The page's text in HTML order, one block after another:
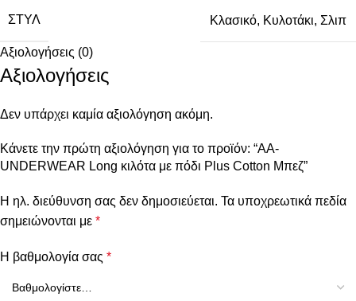
ΣΤΥΛ Κλασικό, Κυλοτάκι, Σλιπ
Αξιολογήσεις (0)
Αξιολογήσεις
Δεν υπάρχει καμία αξιολόγηση ακόμη.
Κάνετε την πρώτη αξιολόγηση για το προϊόν: “AA-
UNDERWEAR Long κιλότα με πόδι Plus Cotton Μπεζ”
Η ηλ. διεύθυνση σας δεν δημοσιεύεται. Τα υποχρεωτικά πεδία
σημειώνονται με *
Η βαθμολογία σας *